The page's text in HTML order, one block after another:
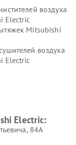
воздуха
Electric
Mitsubishi
воздуха
Electric
Electric:
84А